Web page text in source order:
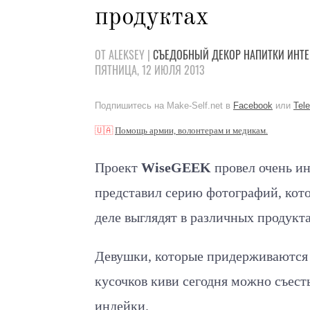
продуктах
ОТ ALEKSEY | СЪЕДОБНЫЙ ДЕКОР НАПИТКИ
ПЯТНИЦА, 12 ИЮЛЯ 2013
Подпишитесь на Make-Self.net в Facebook или
🇺🇦Помощь армии, волонтерам и медикам.
Проект WiseGEEK провел очень
представил серию фотографий,
деле выглядят в различных
Девушки, которые придерживаются
кусочков киви сегодня можно
индейки.